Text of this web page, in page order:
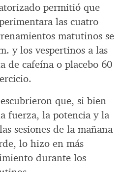
permitió que
las cuatro
matutinos se
y los vespertinos a las
de cafeína o placebo 60
que, si bien
fuerza, la potencia y la
sesiones de la mañana
lo hizo en más
durante los